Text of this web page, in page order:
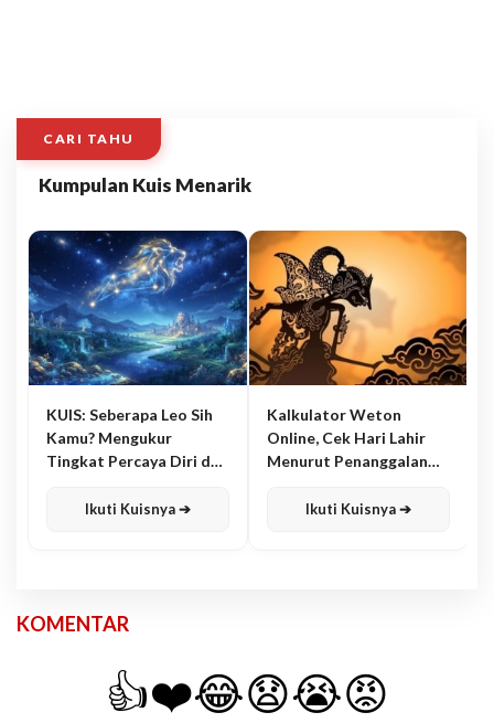
CARI TAHU
Kumpulan Kuis Menarik
KUIS: Seberapa Leo Sih
Kamu? Mengukur
Tingkat Percaya Diri dan
Ikuti Kuisnya ➔
Kalkulator Weton
Online, Cek Hari Lahir
Menurut Penanggalan
Ikuti Kuisnya ➔
KOMENTAR
👍❤️😂😧😭😡